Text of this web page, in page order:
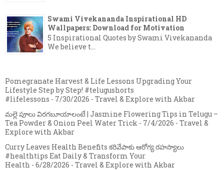
Swami Vivekananda Inspirational HD
Wallpapers: Download for Motivation
5 Inspirational Quotes by Swami Vivekananda
We believe t...
Pomegranate Harvest & Life Lessons Upgrading Your
Lifestyle Step by Step! #telugushorts
#lifelessons - 7/30/2026 - Travel & Explore with Akbar
మల్లె పూలు విరగబూయాలంటే | Jasmine Flowering Tips in Telugu –
Tea Powder & Onion Peel Water Trick - 7/4/2026 - Travel &
Explore with Akbar
Curry Leaves Health Benefits కరివేపాకు ఆరోగ్య రహస్యాలు
#healthtips Eat Daily & Transform Your
Health - 6/28/2026 - Travel & Explore with Akbar